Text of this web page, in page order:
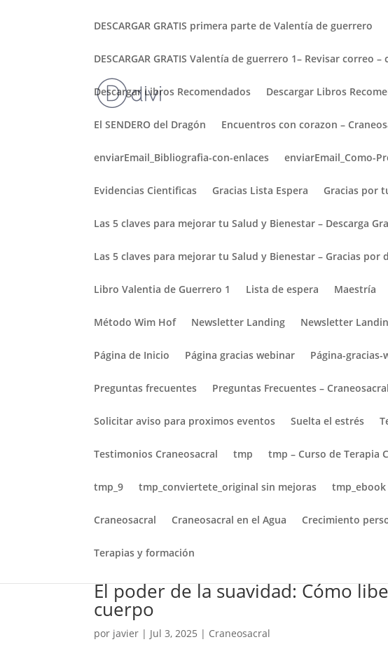
DESCARGAR GRATIS primera parte de Valentía de guerrero
DESCARGAR GRATIS Valentía de guerrero 1– Revisar correo
Descargar Libros Recomendados Descargar Libros
El SENDERO del Dragón Encuentros con corazon –
enviarEmail_Bibliografia-con-enlaces enviarEmail_Como-
Evidencias Cientificas Gracias Lista Espera Gracias por
Las 5 claves para mejorar tu Salud y Bienestar – Descarga
Las 5 claves para mejorar tu Salud y Bienestar – Gracias por
Libro Valentia de Guerrero 1 Lista de espera Maestría
Método Wim Hof Newsletter Landing Newsletter
Página de Inicio Página gracias webinar Página-gracias-
Preguntas frecuentes Preguntas Frecuentes – Craneosacral
Solicitar aviso para proximos eventos Suelta el estrés
Testimonios Craneosacral tmp tmp – Curso de Terapia
tmp_9 tmp_conviertete_original sin mejoras tmp_ebook
Craneosacral Craneosacral en el Agua Crecimiento
Terapias y formación
Lo que Mandela puede
porjavier|Jul 18, 2025 Uncategorized
Un mensaje para terapeutas, buscadores y seres humanos
sino a abrir un espacio de reflexión...
El poder de la suavidad: Cómo
cuerpo
por javier | Jul 3, 2025 | Craneosacral